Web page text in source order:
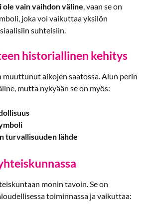
ole vain vaihdon väline, vaan se on
joka voi vaikuttaa yksilön
suhteisiin.
historiallinen kehitys
muuttunut aikojen saatossa. Alun perin
mutta nykyään se on myös:
turvallisuuden lähde
monin tavoin. Se on
toiminnassa ja vaikuttaa: